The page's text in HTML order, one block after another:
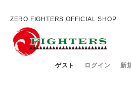
ZERO FIGHTERS OFFICIAL SHOP
ゲスト ログイン 新